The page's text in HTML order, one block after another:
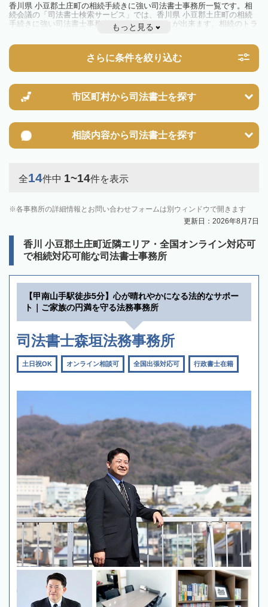
香川県 小豆郡土庄町の相続手続きに強い司法書士事務所一覧です。相
続会議の「司法書士検索サービス」では、香川県 小豆郡土庄町の相続
手続きに強い司法書士事務所を一覧で見ることが出来ます。相続のトラ
ブルやお悩みを抱えている方は一度近隣の司法書士に相談してみましょ
もっと見る
さらに条件を絞り込む
市区町村から司法書士を探す
相談内容から司法書士を探す
全14件中 1~14件を表示
各事務所の詳細情報とお問い合わせフォームは別ウィンドウで開きます
更新日：2026年8月7日
香川 小豆郡土庄町近隣エリア・全国オンライン対応可
で相続対応可能な司法書士事務所
【甲南山手駅徒歩5分】心が晴れやかになる法的なサポー
ト｜ご家族の円満を守る法務事務所
司法書士森垣法務事務所
土日祝OK オンライン相談可 全国出張対応可 行政書士在籍